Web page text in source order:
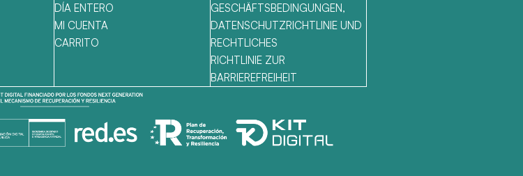
DÍA ENTERO
MI CUENTA
CARRITO
GESCHÄFTSBEDINGUNGEN,
DATENSCHUTZRICHTLINIE UND
RECHTLICHES
RICHTLINIE ZUR
BARRIEREFREIHEIT